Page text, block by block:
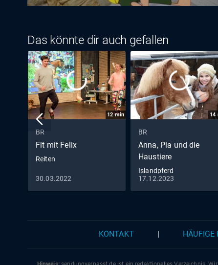
Das könnte dir auch gefallen
12min
BR
Fit mit Felix
Reiten
30.03.2022
14
BR
Anna, Pia und die
Haustiere
Islandpferd
17.12.2023
KONTAKT HÄUFIGE